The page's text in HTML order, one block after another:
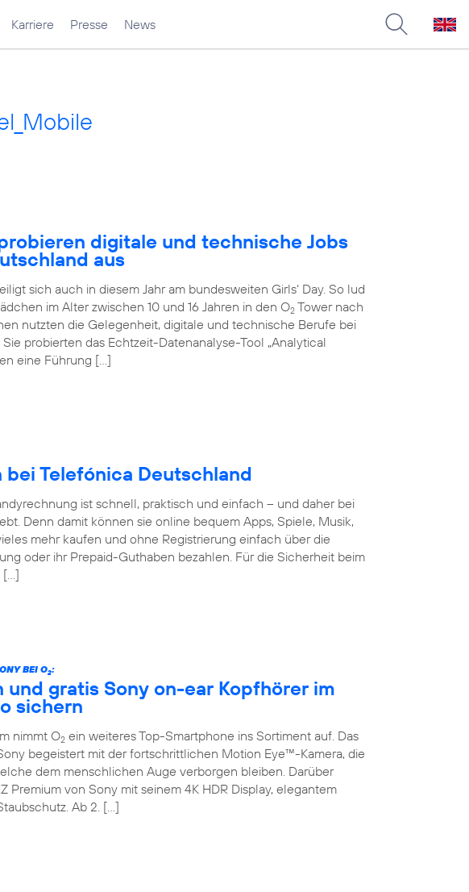
Karriere Presse News
digitale und technische Jobs
aus
sich auch in diesem Jahr am bundesweiten Girls‘ Day. So lud
im Alter zwischen 10 und 16 Jahren in den O2 Tower nach
nutzten die Gelegenheit, digitale und technische Berufe bei
probierten das Echtzeit-Datenanalyse-Tool „Analytical
eine Führung […]
bei Telefónica Deutschland
ist schnell, praktisch und einfach – und daher bei
Denn damit können sie online bequem Apps, Spiele, Musik,
mehr kaufen und ohne Registrierung einfach über die
oder ihr Prepaid-Guthaben bezahlen. Für die Sicherheit beim
[…]
BEI O2:
gratis Sony on-ear Kopfhörer im
sichern
nimmt O2 ein weiteres Top-Smartphone ins Sortiment auf. Das
begeistert mit der fortschrittlichen Motion Eye™-Kamera, die
dem menschlichen Auge verborgen bleiben. Darüber
Premium von Sony mit seinem 4K HDR Display, elegantem
Ab 2. […]